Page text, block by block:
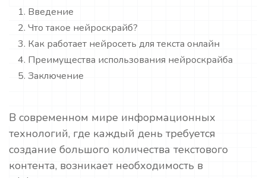
Введение
Что такое нейроскрайб?
Как работает нейросеть для текста онлайн
Преимущества использования нейроскрайба
Заключение
В современном мире информационных
технологий, где каждый день требуется
создание большого количества текстового
контента, возникает необходимость в